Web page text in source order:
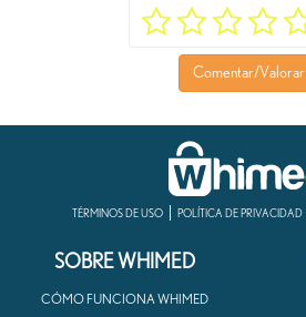
Comentar/Valorar
TÉRMINOS DE USO POLÍTICA DE PRIVACIDAD
SOBRE WHIMED
CÓMO FUNCIONA WHIMED